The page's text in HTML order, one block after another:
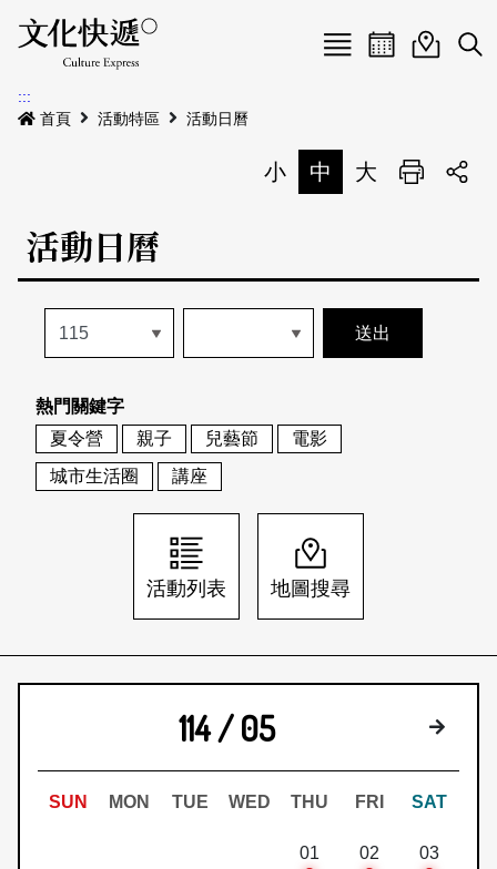
Menu
最新公告
本期專題
歷史專題
活動特區
活動列表
地圖搜尋
關於我們
關於我們
刊物索取地點
會員基本資料
刊登活動
網站導覽 English
日本語 登入/註冊
活動日曆活動地圖
展
:::
首頁
活動特區 活動日曆
小 中 大 列印
活動日曆
熱門關鍵字
夏令營
親子 兒藝節
電影
城市生活圈
講座
活動列表 地圖搜尋
114 / 05 下個月
SUN MON TUE WED THU FRI SAT
01 02 03